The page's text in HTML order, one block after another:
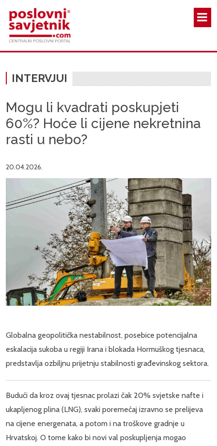
INTERVJUI
Mogu li kvadrati poskupjeti
60%? Hoće li cijene nekretnina
rasti u nebo?
20.04.2026.
Globalna geopolitička nestabilnost, posebice potencijalna
eskalacija sukoba u regiji Irana i blokada Hormuškog tjesnaca,
predstavlja ozbiljnu prijetnju stabilnosti građevinskog sektora.
Budući da kroz ovaj tjesnac prolazi čak 20% svjetske nafte i
ukapljenog plina (LNG), svaki poremećaj izravno se prelijeva
na cijene energenata, a potom i na troškove gradnje u
Hrvatskoj. O tome kako bi novi val poskupljenja mogao